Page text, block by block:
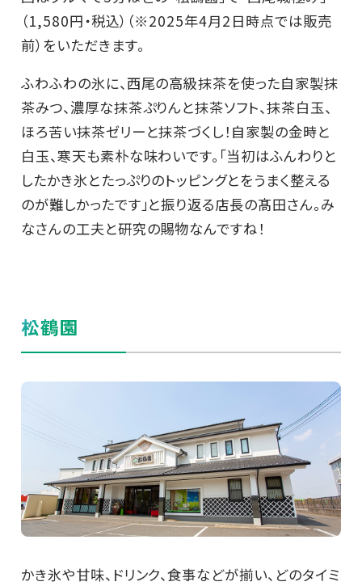
（1,580円・税込）（※2025年4月2日時点では販売
前）をいただきます。
ふわふわの氷に、西尾の高級抹茶を使った自家製抹
茶みつ、濃厚な抹茶ぷりんと抹茶ソフト、抹茶白玉、
ほろ苦い抹茶ゼリーと抹茶づくし！自家製の金時と
白玉、寒天も素朴な味わいです。「当初はふんわりと
したかき氷とたっぷりのトッピングとをうまく整える
のが難しかったです」と振り返る店長の髙田さん。み
なさんの工夫と研究の賜物なんですね！
松鶴園
かき氷や甘味、ドリンク、食事などが揃い、どのタイミ